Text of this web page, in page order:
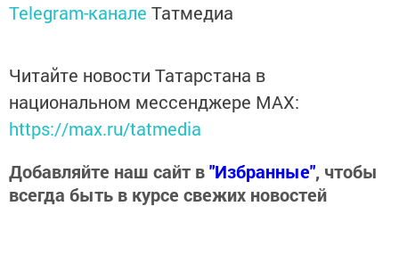
Telegram-канале Татмедиа
Читайте новости Татарстана в
национальном мессенджере MАХ:
https://max.ru/tatmedia
Добавляйте наш сайт в"Избранные", чтобы
всегда быть в курсе свежих новостей